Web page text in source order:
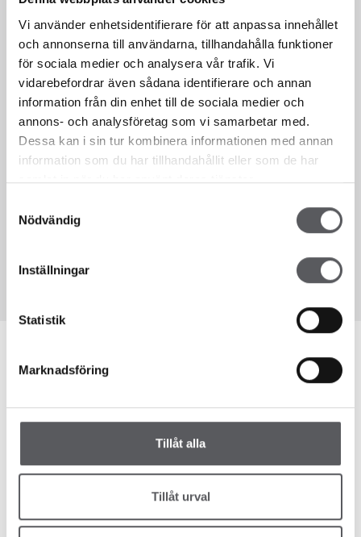
Vi använder enhetsidentifierare för att anpassa innehållet
och annonserna till användarna, tillhandahålla funktioner
för sociala medier och analysera vår trafik. Vi
vidarebefordrar även sådana identifierare och annan
information från din enhet till de sociala medier och
annons- och analysföretag som vi samarbetar med.
Dessa kan i sin tur kombinera informationen med annan
information som du har tillhandahållit eller som de har
samlat in när du har använt deras tjänster.
Nödvändig
Inställningar
Statistik
Marknadsföring
Tillåt alla
Tillåt urval
Vi finns här för dig!
Sedan 1993 har vi som hustillverkare hjälpt våra kunder att bygga
hus. Fiskarhedenvillan har alltid byggt hus i lösvirke. Det innebär att
vi bygger alla våra hus på plats på kundens tomt, en bräda i taget.
Detta gör att du som kund till Fiskarhedenvillan kan vara med och
VAD KOSTAR ETT HUS?
Det är många saker som påverkar vad ett
husbygge kostar. Tomtens förutsättningar,
är några av de saker som påverkar priset.